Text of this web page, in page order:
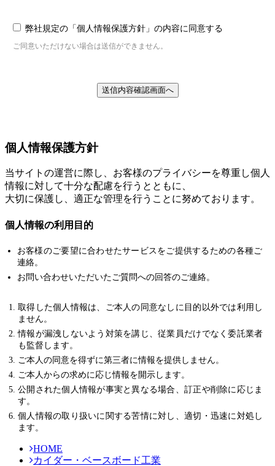
弊社規定の「個人情報保護方針」の内容に同意する
ご同意いただけない場合は送信ができません。
送信内容確認画面へ
個人情報保護方針
当サイトの運営に際し、お客様のプライバシーを尊重し個人
情報に対して十分な配慮を行うとともに、
大切に保護し、適正な管理を行うことに努めております。
個人情報の利用目的
お客様のご要望に合わせたサービスをご提供するための各種ご
連絡。
お問い合わせいただいたご質問への回答のご連絡。
取得した個人情報は、ご本人の同意なしに目的以外では利用し
ません。
情報が漏洩しないよう対策を講じ、従業員だけでなく委託業者
も監督します。
ご本人の同意を得ずに第三者に情報を提供しません。
ご本人からの求めに応じ情報を開示します。
公開された個人情報が事実と異なる場合、訂正や削除に応じま
す。
個人情報の取り扱いに関する苦情に対し、適切・迅速に対処し
ます。
HOME
カイダー・ベースボード工業